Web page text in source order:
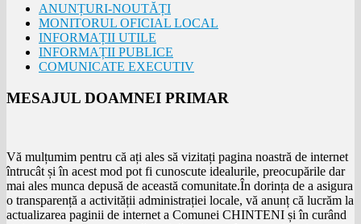
ANUNȚURI-NOUTĂȚI
MONITORUL OFICIAL LOCAL
INFORMAȚII UTILE
INFORMAȚII PUBLICE
COMUNICATE EXECUTIV
MESAJUL DOAMNEI PRIMAR
Vă mulțumim pentru că ați ales să vizitați pagina noastră de internet
întrucât și în acest mod pot fi cunoscute idealurile, preocupările dar
mai ales munca depusă de această comunitate.În dorința de a asigura
o transparență a activității administrației locale, vă anunț că lucrăm la
actualizarea paginii de internet a Comunei CHINTENI și în curând